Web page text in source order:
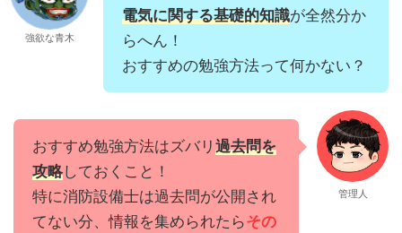
強欲な青木
電気に関する基礎的知識が全然分か
らへん！
おすすめの勉強方法って何かない？
おすすめ勉強方法はズバリ 過去問を
攻略しておくこと！
特に消防設備士は過去問が公開され
てない分、情報を集められたらその
管理人